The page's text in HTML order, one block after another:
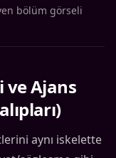
bölüm görseli
ve Ajans
aynı iskelette